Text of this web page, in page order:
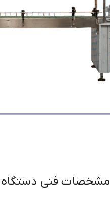
مشخصات فنی دستگاه